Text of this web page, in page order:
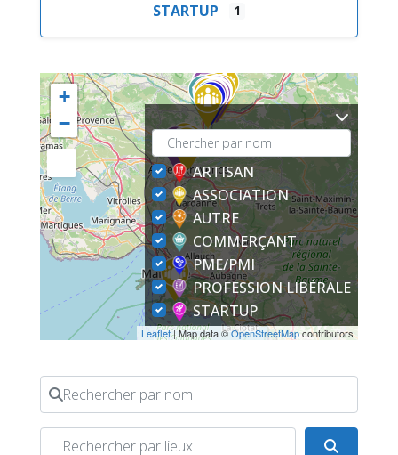
STARTUP 1
+
−
Leaflet| Map data ©OpenStreetMapcontributors
ARTISAN
ASSOCIATION
AUTRE
COMMERÇANT
PME/PMI
PROFESSION LIBÉRALE
STARTUP
Rechercher par nom
Rechercher par lieux